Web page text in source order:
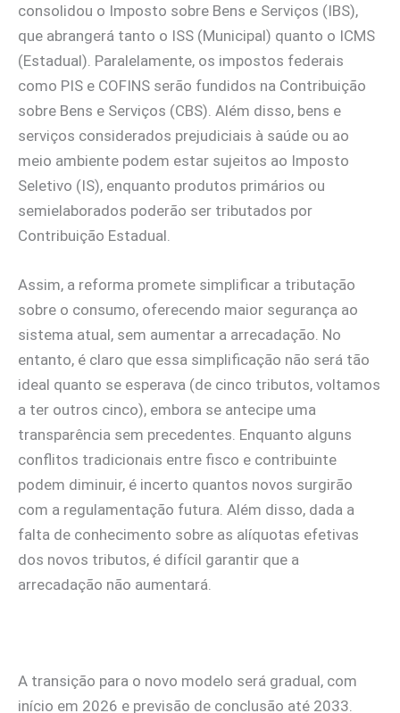
consolidou o Imposto sobre Bens e Serviços (IBS),
que abrangerá tanto o ISS (Municipal) quanto o ICMS
(Estadual). Paralelamente, os impostos federais
como PIS e COFINS serão fundidos na Contribuição
sobre Bens e Serviços (CBS). Além disso, bens e
serviços considerados prejudiciais à saúde ou ao
meio ambiente podem estar sujeitos ao Imposto
Seletivo (IS), enquanto produtos primários ou
semielaborados poderão ser tributados por
Contribuição Estadual.
Assim, a reforma promete simplificar a tributação
sobre o consumo, oferecendo maior segurança ao
sistema atual, sem aumentar a arrecadação. No
entanto, é claro que essa simplificação não será tão
ideal quanto se esperava (de cinco tributos, voltamos
a ter outros cinco), embora se antecipe uma
transparência sem precedentes. Enquanto alguns
conflitos tradicionais entre fisco e contribuinte
podem diminuir, é incerto quantos novos surgirão
com a regulamentação futura. Além disso, dada a
falta de conhecimento sobre as alíquotas efetivas
dos novos tributos, é difícil garantir que a
arrecadação não aumentará.
A transição para o novo modelo será gradual, com
início em 2026 e previsão de conclusão até 2033.